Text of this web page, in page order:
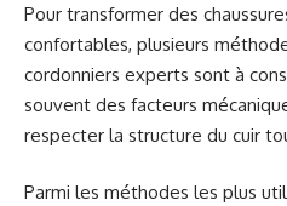
Pour transformer des
confortables, plusieurs
cordonniers experts sont à
souvent des facteurs
respecter la structure du cuir
Parmi les méthodes les plus